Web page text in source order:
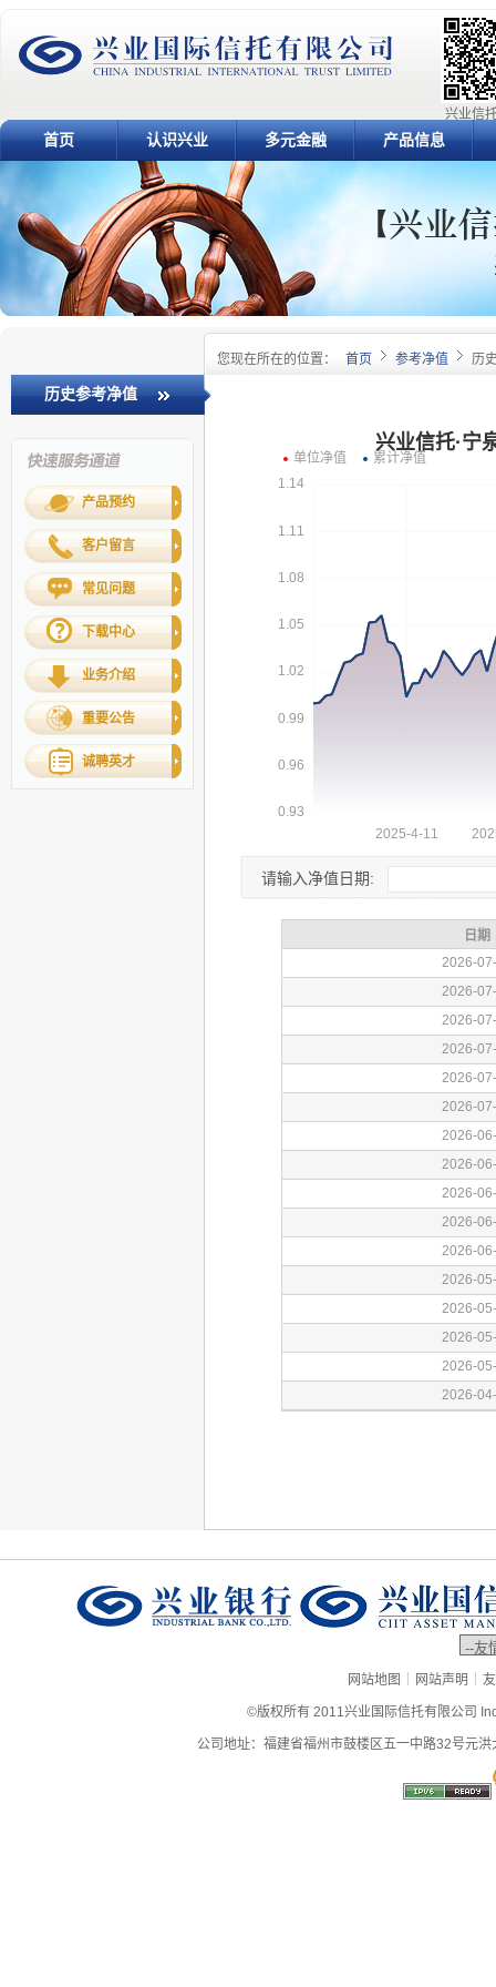
兴业信
首页 认识兴业 多元金融 产品信息
您现在所在的位置： 首页 参考净值 历
历史参考净值
产品预约
客户留言
常见问题
下载中心
业务介绍
重要公告
诚聘英才
请输入净值日期:
网站地图 | 网站声明 |
©版权所有 2011兴业国际信托有限公司
公司地址：福建省福州市鼓楼区五一中路32号元